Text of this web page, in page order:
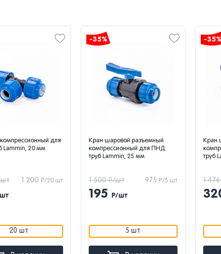
для
20 мм
200 Р/20 шт
Кран шаровой разъемный
компрессионный для ПНД
труб Lammin, 25 мм
975 Р/5 шт
1 500 Р/шт
Р/шт
Кран
труб
1 476 Р/шт
320Р/